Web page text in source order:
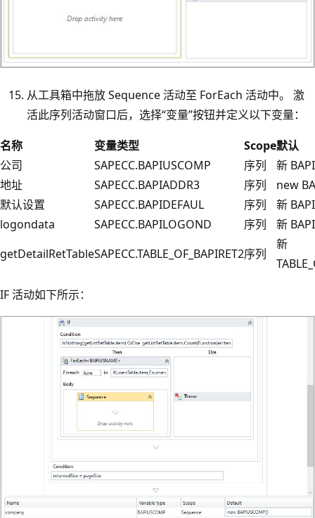
从工具箱中拖放 Sequence 活动至 ForEach 活动中。 激
活此序列活动窗口后，选择“变量”按钮并定义以下变量：
名称
变量类型 Scope默认
公司
SAPECC.BAPIUSCOMP 序列
新
地址
SAPECC.BAPIADDR3 序列
new
默认设置
SAPECC.BAPIDEFAUL 序列
新
logondata
SAPECC.BAPILOGOND 序列
新
getDetailRetTableSAPECC.TABLE_OF_BAPIRET2序列
新
IF 活动如下所示：